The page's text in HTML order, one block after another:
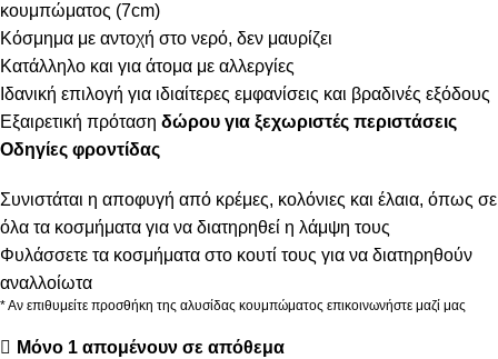
κουμπώματος (7cm)
Κόσμημα με αντοχή στο νερό, δεν μαυρίζει
Κατάλληλο και για άτομα με αλλεργίες
Ιδανική επιλογή για ιδιαίτερες εμφανίσεις και βραδινές εξόδους
Εξαιρετική πρόταση δώρου για ξεχωριστές περιστάσεις
Οδηγίες φροντίδας
Συνιστάται η αποφυγή από κρέμες, κολόνιες και έλαια, όπως σε
όλα τα κοσμήματα για να διατηρηθεί η λάμψη τους
Φυλάσσετε τα κοσμήματα στο κουτί τους για να διατηρηθούν
αναλλοίωτα
* Αν επιθυμείτε προσθήκη της αλυσίδας κουμπώματος επικοινωνήστε μαζί μας
Μόνο 1 απομένουν σε απόθεμα